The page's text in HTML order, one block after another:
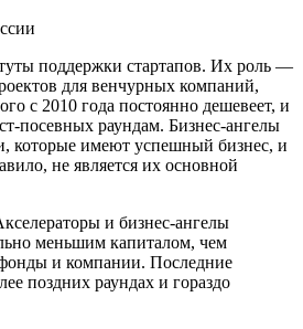
поддержки стартапов. Их роль —
для венчурных компаний,
с 2010 года постоянно дешевеет, и
посевных раундам. Бизнес-ангелы
которые имеют успешный бизнес, и
не является их основной
и бизнес-ангелы
меньшим капиталом, чем
и компании. Последние
поздних раундах и гораздо